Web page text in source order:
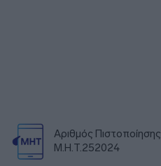
Αριθμός Πιστοποίησης
Μ.Η.Τ.252024